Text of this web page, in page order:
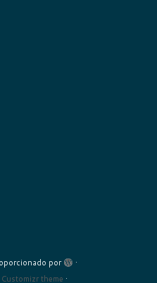
por
·
Customizr theme ·